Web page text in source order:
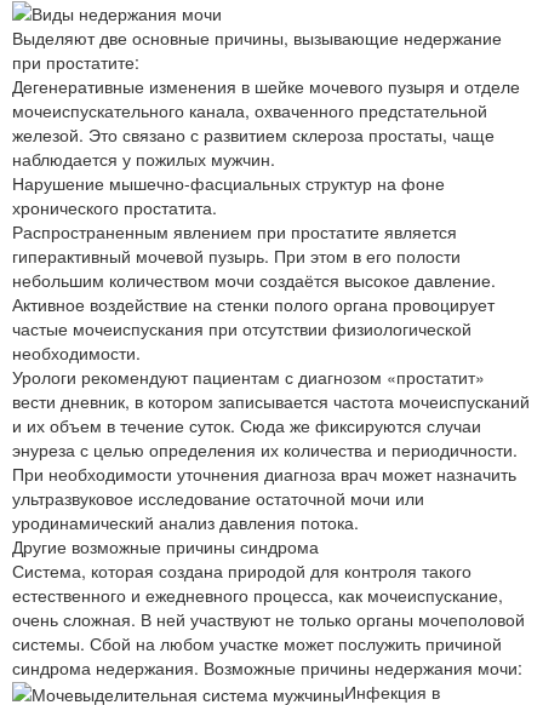
Выделяют две основные причины, вызывающие недержание
при простатите:
Дегенеративные изменения в шейке мочевого пузыря и отделе
мочеиспускательного канала, охваченного предстательной
железой. Это связано с развитием склероза простаты, чаще
наблюдается у пожилых мужчин.
Нарушение мышечно-фасциальных структур на фоне
хронического простатита.
Распространенным явлением при простатите является
гиперактивный мочевой пузырь. При этом в его полости
небольшим количеством мочи создаётся высокое давление.
Активное воздействие на стенки полого органа провоцирует
частые мочеиспускания при отсутствии физиологической
необходимости.
Урологи рекомендуют пациентам с диагнозом «простатит»
вести дневник, в котором записывается частота мочеиспусканий
и их объем в течение суток. Сюда же фиксируются случаи
энуреза с целью определения их количества и периодичности.
При необходимости уточнения диагноза врач может назначить
ультразвуковое исследование остаточной мочи или
уродинамический анализ давления потока.
Другие возможные причины синдрома
Система, которая создана природой для контроля такого
естественного и ежедневного процесса, как мочеиспускание,
очень сложная. В ней участвуют не только органы мочеполовой
системы. Сбой на любом участке может послужить причиной
синдрома недержания. Возможные причины недержания мочи:
Инфекция в